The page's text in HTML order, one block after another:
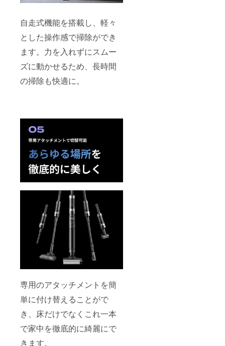
自走式機能を搭載し、軽々
とした操作感で掃除ができ
ます。力を入れずにスムー
ズに動かせるため、長時間
の掃除も快適に。
専用のアタッチメントを簡
単に付け替えることがで
き、床だけでなくこれ一本
で家中を徹底的に綺麗にで
きます。